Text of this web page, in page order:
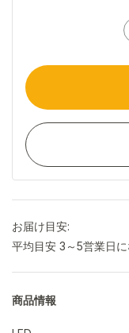
お届け目安:
平均目安 3～5営業日に
商品情報